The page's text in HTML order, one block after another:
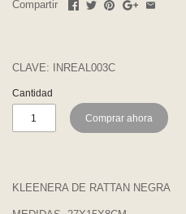
Compartir
CLAVE: INREAL003C
Cantidad
Comprar ahora
KLEENERA DE RATTAN NEGRA